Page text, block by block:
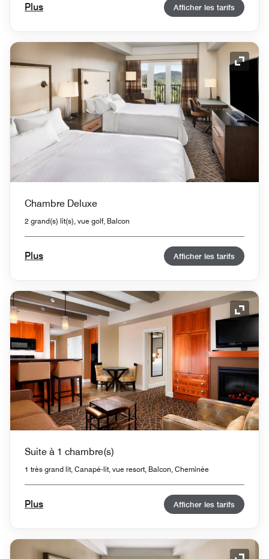
Plus Afficher les tarifs
Icône
Chambre Deluxe
2 grand(s) lit(s), vue golf, Balcon
Plus Afficher les tarifs
Icône
Suite à 1 chambre(s)
1 très grand lit, Canapé-lit, vue resort, Balcon, Cheminée
Plus Afficher les tarifs